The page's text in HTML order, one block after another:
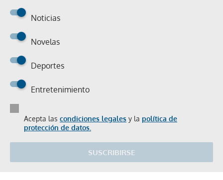
Noticias
Novelas
Deportes
Entretenimiento
Acepta las condiciones legales y la política de
protección de datos.
SUSCRIBIRSE